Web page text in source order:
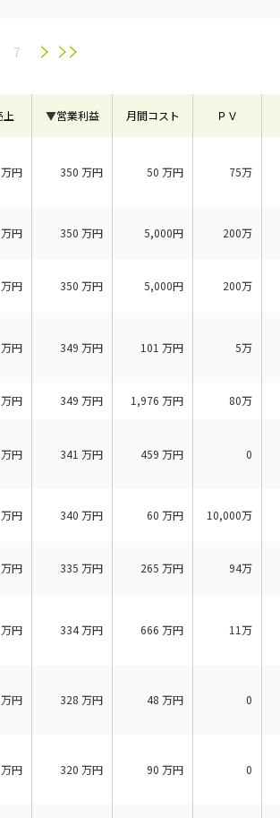
7
上 ▼営業利益 月間コスト ＰＶ
万円 350 万円 50 万円 75万
万円 350 万円 5,000円 200万
万円 350 万円 5,000円 200万
万円 349 万円 101 万円 5万
万円 349 万円 1,976 万円 80万
万円 341 万円 459 万円 0
万円 340 万円 60 万円 10,000万
万円 335 万円 265 万円 94万
万円 334万円 666 万円 11万
万円 328 万円 48 万円 0
万円 320 万円 90 万円 0